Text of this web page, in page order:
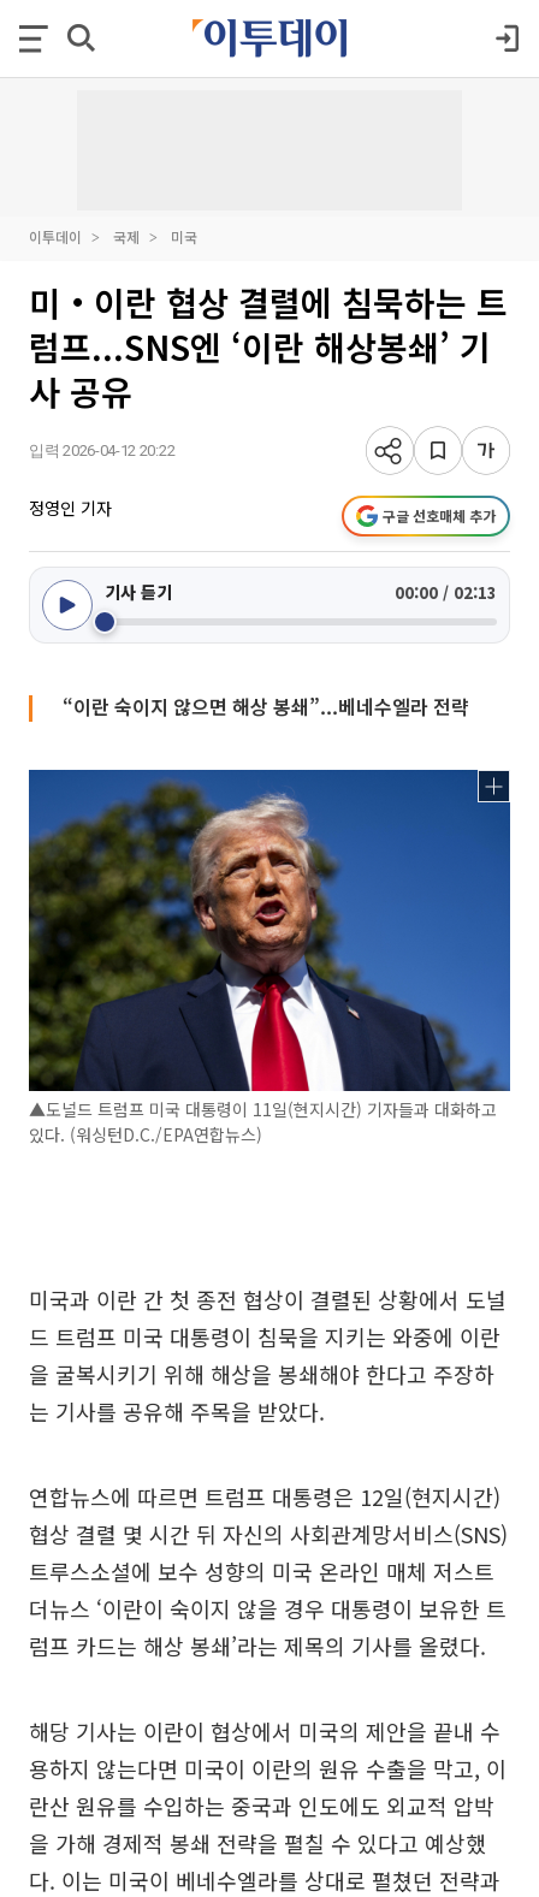
이투데이 국제 미국
미‧이란 협상 결렬에 침묵하는 트
럼프...SNS엔 ‘이란 해상봉쇄’ 기
사 공유
입력 2026-04-12 20:22
정영인 기자 구글 선호매체 추가
기사 듣기 00:00 / 02:13
“이란 숙이지 않으면 해상 봉쇄”...베네수엘라 전략
▲도널드 트럼프 미국 대통령이 11일(현지시간) 기자들과 대화하고
있다. (워싱턴D.C./EPA연합뉴스)
미국과 이란 간 첫 종전 협상이 결렬된 상황에서 도널
드 트럼프 미국 대통령이 침묵을 지키는 와중에 이란
을 굴복시키기 위해 해상을 봉쇄해야 한다고 주장하
는 기사를 공유해 주목을 받았다.
연합뉴스에 따르면 트럼프 대통령은 12일(현지시간)
협상 결렬 몇 시간 뒤 자신의 사회관계망서비스(SNS)
트루스소셜에 보수 성향의 미국 온라인 매체 저스트
더뉴스 ‘이란이 숙이지 않을 경우 대통령이 보유한 트
럼프 카드는 해상 봉쇄’라는 제목의 기사를 올렸다.
해당 기사는 이란이 협상에서 미국의 제안을 끝내 수
용하지 않는다면 미국이 이란의 원유 수출을 막고, 이
란산 원유를 수입하는 중국과 인도에도 외교적 압박
을 가해 경제적 봉쇄 전략을 펼칠 수 있다고 예상했
다. 이는 미국이 베네수엘라를 상대로 펼쳤던 전략과